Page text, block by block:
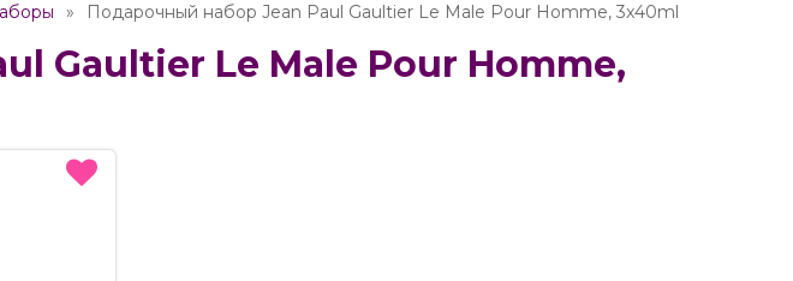
Подарочный набор Jean Paul Gaultier Le Male Pour Homme, 3x40ml
Gaultier Le Male Pour Homme,